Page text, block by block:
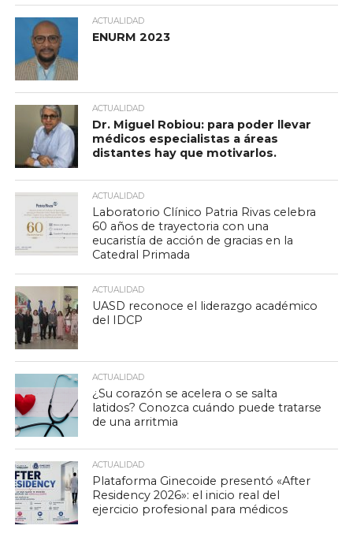
ACTUALIDAD
ENURM 2023
ACTUALIDAD
Dr. Miguel Robiou: para poder llevar
médicos especialistas a áreas
distantes hay que motivarlos.
ACTUALIDAD
Laboratorio Clínico Patria Rivas celebra
60 años de trayectoria con una
eucaristía de acción de gracias en la
Catedral Primada
ACTUALIDAD
UASD reconoce el liderazgo académico
del IDCP
ACTUALIDAD
¿Su corazón se acelera o se salta
latidos? Conozca cuándo puede tratarse
de una arritmia
ACTUALIDAD
Plataforma Ginecoide presentó «After
Residency 2026»: el inicio real del
ejercicio profesional para médicos